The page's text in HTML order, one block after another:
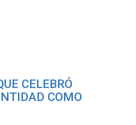
CELEBRÓ
COMO